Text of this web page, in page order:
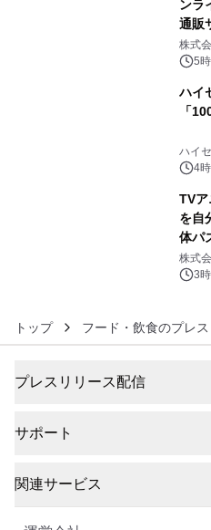
ンラ
通販
プン
株式
5
ハイ
「
ハイ
4
TVア
を自
体パ
ギミ
ルが
株式
3
トップ フード・飲食のプレ
プレスリリース配信
サポート
関連サービス